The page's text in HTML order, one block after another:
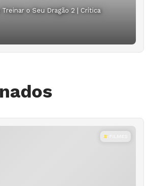
Treinar o Seu Dragão 2 | Crítica